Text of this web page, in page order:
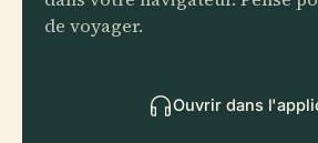
de voyager.
Ouvrir dans